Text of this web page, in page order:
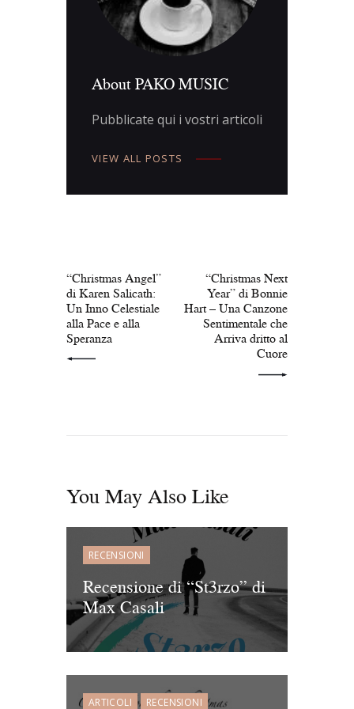
About PAKO MUSIC
Pubblicate qui i vostri articoli
VIEW ALL POSTS
“Christmas Angel”
di Karen Salicath:
Un Inno Celestiale
alla Pace e alla
Speranza
“Christmas Next
Year” di Bonnie
Hart – Una Canzone
Sentimentale che
Arriva dritto al
Cuore
You May Also Like
RECENSIONI
Recensione di “St3rzo” di
Max Casali
ARTICOLI RECENSIONI